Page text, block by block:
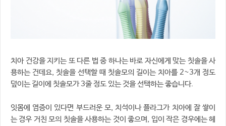
치아 건강을 지키는 또 다른 법 중 하나는 바로 자신에게 맞는 칫솔을 사
용하는 건데요, 칫솔을 선택할 때 칫솔모의 길이는 치아를 2~3개 정도
덮이는 길이에 칫솔모가 3줄 정도 있는 것을 선택하는 좋습니다.
잇몸에 염증이 있다면 부드러운 모, 치석이나 플라그가 치아에 잘 쌓이
는 경우 거친 모의 칫솔을 사용하는 것이 좋으며, 입이 작은 경우에는 헤